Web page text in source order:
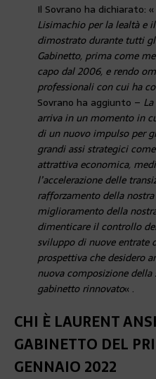
Il Sovrano ha dichiarato: «
Lisimachio per la lealtà e
dimostrato durante tutti
Gabinetto, prima come
capo dal 2006, e rendo
professionali con cui ha
Sovrano ha aggiunto –
arriva in un momento in
di un nuovo impulso per
grandi assi strategici
attrattiva economica,
l’accelerazione delle
rafforzamento della
miglioramento della
dimenticare il controllo
sviluppo di nuove entrate
prospettiva che desidero
nuova composizione
gabinetto rinnovato« .
CHI È LAURENT
GABINETTO DEL
GENNAIO 2022